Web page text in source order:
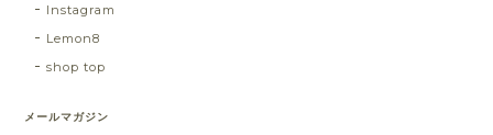
Instagram
Lemon8
shop top
メールマガジン